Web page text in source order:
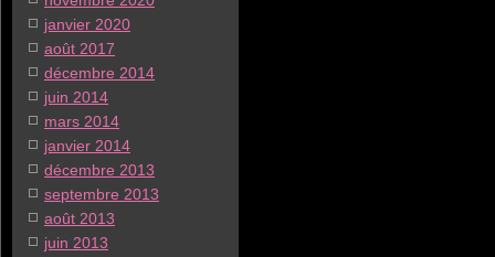
janvier 2020
août 2017
décembre 2014
juin 2014
mars 2014
janvier 2014
décembre 2013
septembre 2013
août 2013
juin 2013